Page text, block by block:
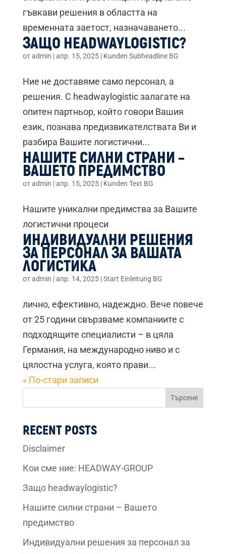
гъвкави решения в областта на
временната заетост, назначаването...
ЗАЩО HEADWAYLOGISTIC?
отadmin |апр. 15, 2025| Kunden Subheadline BG
Ние не доставяме само персонал, а
решения. С headwaylogistic залагате на
опитен партньор, който говори Вашия
език, познава предизвикателствата Ви и
разбира Вашите логистични...
НАШИТЕ СИЛНИ СТРАНИ –
ВАШЕТО ПРЕДИМСТВО
отadmin |апр. 15, 2025| Kunden Text BG
Нашите уникални предимства за Вашите
логистични процеси
ИНДИВИДУАЛНИ РЕШЕНИЯ
ЗА ПЕРСОНАЛ ЗА ВАШАТА
ЛОГИСТИКА
отadmin |апр. 14, 2025|Start Einleitung BG
лично, ефективно, надеждно. Вече повече
от 25 години свързваме компаниите с
подходящите специалисти – в цяла
Германия, на международно ниво и с
цялостна услуга, която прави...
« По-стари записи
Търсене
RECENT POSTS
Disclaimer
Кои сме ние: HEADWAY-GROUP
Защо headwaylogistic?
Нашите силни страни – Вашето
предимство
Индивидуални решения за персонал за